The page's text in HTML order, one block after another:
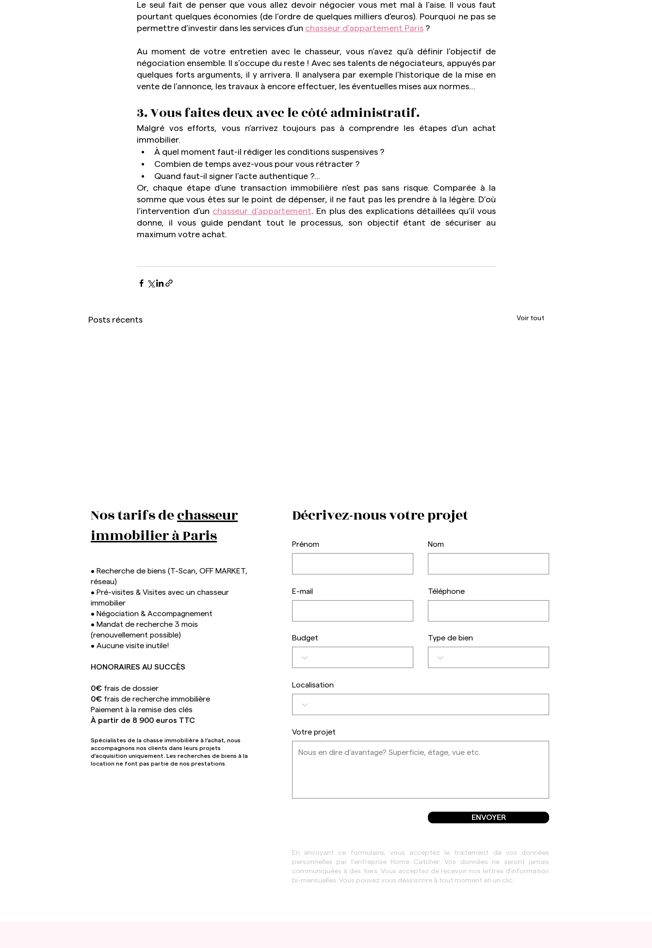
Le seul fait de penser que vous allez devoir négocier vous met mal à l’aise. Il vous faut
pourtant quelques économies (de l’ordre de quelques milliers d’euros). Pourquoi ne pas se
permettre d’investir dans les services d’un chasseur d’appartement Paris ?
Au moment de votre entretien avec le chasseur, vous n’avez qu’à définir l’objectif de
négociation ensemble. Il s’occupe du reste ! Avec ses talents de négociateurs, appuyés par
quelques forts arguments, il y arrivera. Il analysera par exemple l’historique de la mise en
vente de l’annonce, les travaux à encore effectuer, les éventuelles mises aux normes…
3. Vous faites deux avec le côté administratif.
Malgré vos efforts, vous n’arrivez toujours pas à comprendre les étapes d’un achat
immobilier.
À quel moment faut-il rédiger les conditions suspensives ?
Combien de temps avez-vous pour vous rétracter ?
Quand faut-il signer l’acte authentique ?...
Or, chaque étape d’une transaction immobilière n’est pas sans risque. Comparée à la
somme que vous êtes sur le point de dépenser, il ne faut pas les prendre à la légère. D’où
l’intervention d’un chasseur d’appartement. En plus des explications détaillées qu’il vous
donne, il vous guide pendant tout le processus, son objectif étant de sécuriser au
maximum votre achat.
Posts récents Voir tout
fait pour vous ?
3 points à vérifier avant de
d’achat immobilier.
Comment financer les
votre appartement ?
Nos tarifs dechasseur
immobilier à Paris
• Recherche de biens (T-Scan, OFF MARKET,
réseau)
• Pré-visites & Visites avec un chasseur
immobilier
• Négociation & Accompagnement
• Mandat de recherche 3 mois
(renouvellement possible)
• Aucune visite inutile!
HONORAIRES AU SUCCÈS
0€ frais de dossier
0€ frais de recherche immobilière
Paiement à la remise des clés
À partir de 8 900 euros TTC
Spécialistes de la chasse immobilière à l’achat, nous
accompagnons nos clients dans leurs projets
d’acquisition uniquement. Les recherches de biens à la
location ne font pas partie de nos prestations.
Décrivez-nous votre projet
Prénom Nom
E-mail Téléphone
Budget Type de bien
Localisation
Votre projet
ENVOYER
En envoyant ce formulaire, vous acceptez le traitement de vos données
personnelles par l'entreprise Home Catcher. Vos données ne seront jamais
communiquées à des tiers. Vous acceptez de recevoir nos lettres d'information
bi-mensuelles. Vous pouvez vous désinscrire à tout moment en un clic.